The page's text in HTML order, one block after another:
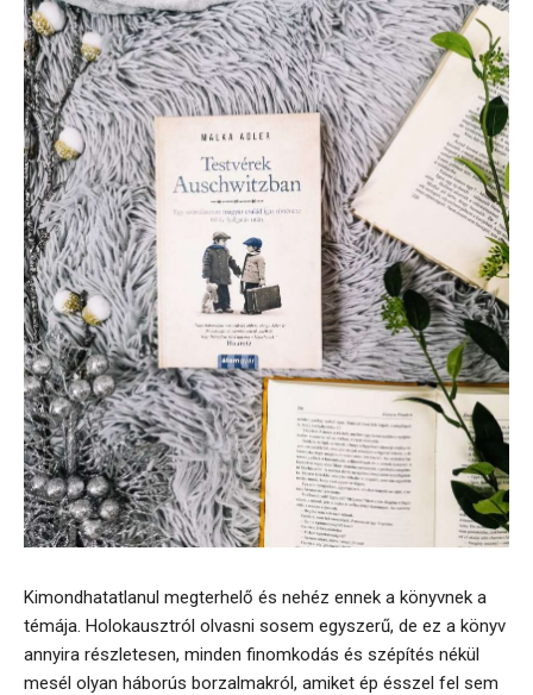
Kimondhatatlanul megterhelő és nehéz ennek a könyvnek a
témája. Holokausztról olvasni sosem egyszerű, de ez a könyv
annyira részletesen, minden finomkodás és szépítés nékül
mesél olyan háborús borzalmakról, amiket ép ésszel fel sem